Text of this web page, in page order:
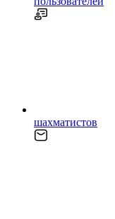
шахматистов